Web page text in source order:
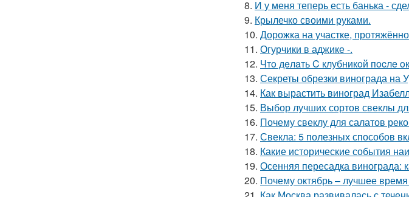
8. И у меня теперь есть банька -
9. Крылечко своими руками.
10. Дорожка на участке,
11. Огурчики в аджике -.
12. Чтo дeлaть C клубникoй пocлe
13. Секреты обрезки винограда на
14. Как вырастить виноград
15. Выбор лучших сортов свеклы
16. Почему свеклу для салатов
17. Свекла: 5 полезных способов
18. Какие исторические события
19. Осенняя пересадка винограда:
20. Почему октябрь – лучшее